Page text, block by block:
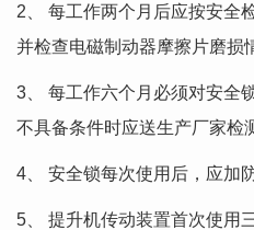
2、 每工作两个月后应按安全
并检查电磁制动器摩擦片磨损
3、 每工作六个月必须对安全
不具备条件时应送生产厂家检
4、 安全锁每次使用后，应加
5、 提升机传动装置首次使用